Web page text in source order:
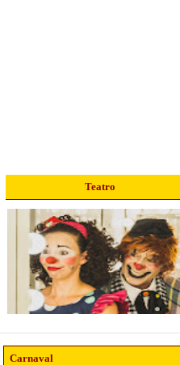
Teatro
Carnaval